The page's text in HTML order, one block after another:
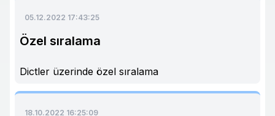
05.12.2022 17:43:25
Özel sıralama
Dictler üzerinde özel sıralama
18.10.2022 16:25:09